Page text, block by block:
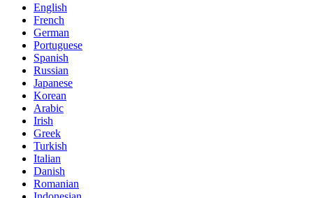
English
French
German
Portuguese
Spanish
Russian
Japanese
Korean
Arabic
Irish
Greek
Turkish
Italian
Danish
Romanian